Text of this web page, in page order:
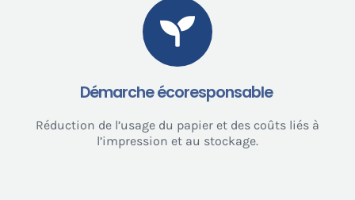
Démarche écoresponsable
Réduction de l’usage du papier et des coûts liés à
l’impression et au stockage.